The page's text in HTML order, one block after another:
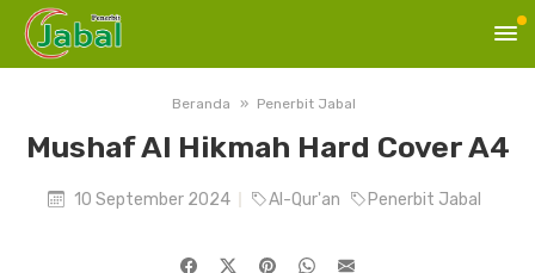
Beranda Penerbit Jabal
Mushaf Al Hikmah Hard Cover A4
10 September 2024 Al-Qur'an Penerbit Jabal